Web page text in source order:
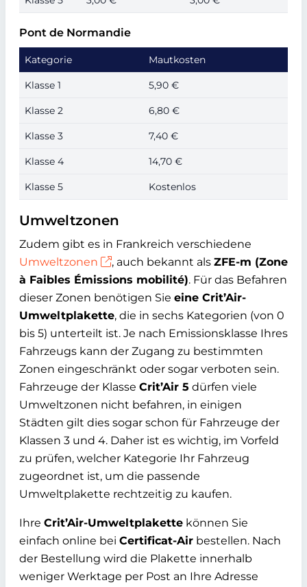
Pont de Normandie
Kategorie Mautkosten
Klasse 1 5,90 €
Klasse 2 6,80 €
Klasse 3 7,40 €
Klasse 4 14,70 €
Klasse 5 Kostenlos
Umweltzonen
Zudem gibt es in Frankreich verschiedene
Umweltzonen
, auch bekannt als ZFE-m (Zone
à Faibles Émissions mobilité). Für das Befahren
dieser Zonen benötigen Sie eine Crit’Air-
Umweltplakette, die in sechs Kategorien (von 0
bis 5) unterteilt ist. Je nach Emissionsklasse Ihres
Fahrzeugs kann der Zugang zu bestimmten
Zonen eingeschränkt oder sogar verboten sein.
Fahrzeuge der Klasse Crit’Air 5 dürfen viele
Umweltzonen nicht befahren, in einigen
Städten gilt dies sogar schon für Fahrzeuge der
Klassen 3 und 4. Daher ist es wichtig, im Vorfeld
zu prüfen, welcher Kategorie Ihr Fahrzeug
zugeordnet ist, um die passende
Umweltplakette rechtzeitig zu kaufen.
Ihre Crit’Air-Umweltplakette können Sie
einfach online bei Certificat-Air bestellen. Nach
der Bestellung wird die Plakette innerhalb
weniger Werktage per Post an Ihre Adresse